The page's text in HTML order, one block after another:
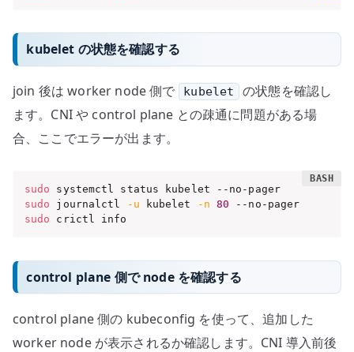
kubelet の状態を確認する
join 後は worker node 側で kubelet
の状態を確認し
ます。CNI や control plane との疎通に問題がある場
合、ここでエラーが出ます。
sudo
systemctl status kubelet --no-pager
sudo journalctl -u kubelet -n 80
sudo crictl info
control plane 側で node を確認する
control plane 側の kubeconfig を使って、追加した
worker node が表示されるか確認します。CNI 導入前後